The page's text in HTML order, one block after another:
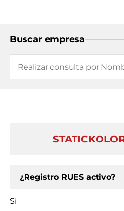
Buscar empresa
¿Registro RUES activo?
Si